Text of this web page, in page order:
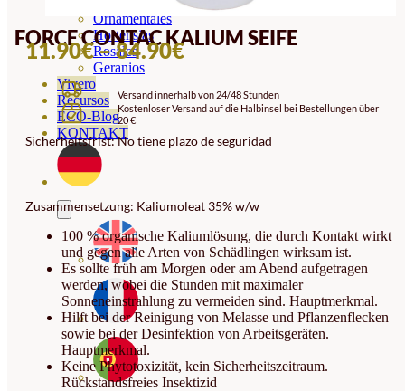
Ornamentales
Hortensias
Rosales
Geranios
Vivero
Recursos
ECO-Blog
KONTAKT
FORCE CONTAC KALIUM SEIFE
11.90€–84.90€PREISSPANNE:
BIS
Versand innerhalb von 24/48 Stunden
Kostenloser Versand auf die Halbinsel bei Bestellungen über
20 €
Sicherheitsfrist: No tiene plazo de seguridad
Zusammensetzung: Kaliumoleat 35% w/w
100 % organische Kaliumlösung, die durch Kontakt wirkt
und gegen alle Arten von Schädlingen wirksam ist.
Es sollte früh am Morgen oder am Abend aufgetragen
werden, wobei die Stunden mit maximaler
Sonneneinstrahlung zu vermeiden sind. Hauptmerkmal.
Hilft bei der Reinigung von Melasse und Pflanzenflecken
sowie bei der Desinfektion von Arbeitsgeräten.
Hauptmerkmal.
Keine Phytotoxizität, kein Sicherheitszeitraum.
Rückstandsfreies Insektizid